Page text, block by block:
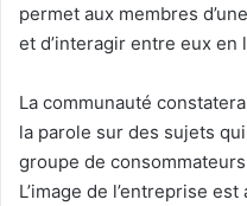
permet aux membres
et d’interagir entre eux en
La communauté
la parole sur des sujets qui
groupe de
L’image de l’entreprise